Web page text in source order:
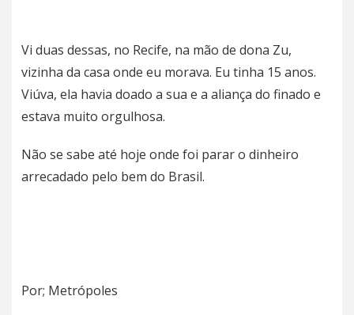
Vi duas dessas, no Recife, na mão de dona Zu,
vizinha da casa onde eu morava. Eu tinha 15 anos.
Viúva, ela havia doado a sua e a aliança do finado e
estava muito orgulhosa.
Não se sabe até hoje onde foi parar o dinheiro
arrecadado pelo bem do Brasil.
Por; Metrópoles